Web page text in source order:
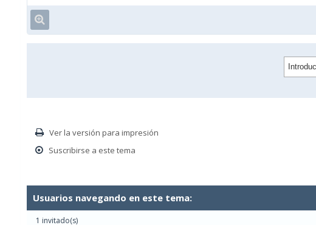
Ver la versión para impresión
Suscribirse a este tema
Usuarios navegando en este tema:
1 invitado(s)